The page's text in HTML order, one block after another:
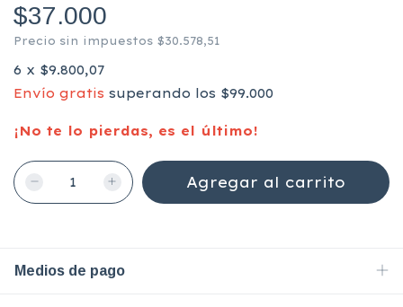
$37.000
Precio sin impuestos $30.578,51
6 x $9.800,07
Envío gratis superando los $99.000
¡No te lo pierdas, es el último!
Medios de pago